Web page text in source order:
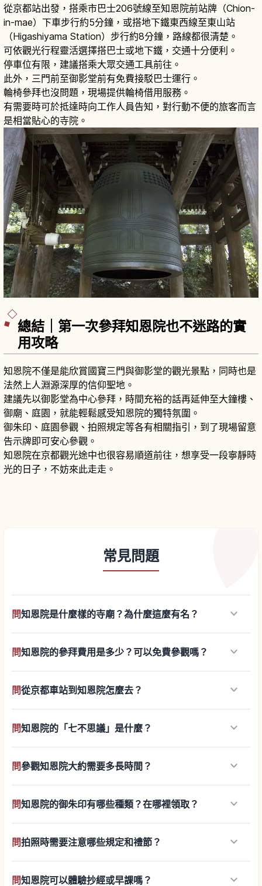
從京都站出發，搭乘市巴士206號線至知恩院前站牌（Chion-
in-mae）下車步行約5分鐘，或搭地下鐵東西線至東山站
（Higashiyama Station）步行約8分鐘，路線都很清楚。
可依觀光行程靈活選擇搭巴士或地下鐵，交通十分便利。
停車位有限，建議搭乘大眾交通工具前往。
此外，三門前至御影堂前有免費接駁巴士運行。
輪椅參拜也沒問題，現場提供輪椅借用服務。
有需要時可於抵達時向工作人員告知，對行動不便的旅客而言
是相當貼心的寺院。
總結｜第一次參拜知恩院也不迷路的實
用攻略
知恩院不僅是能欣賞國寶三門與御影堂的觀光景點，同時也是
法然上人淵源深厚的信仰聖地。
建議先以御影堂為中心參拜，時間充裕的話再延伸至大鐘樓、
御廟、庭園，就能輕鬆感受知恩院的獨特氛圍。
御朱印、庭園參觀、拍照規定等各有相關指引，到了現場留意
告示牌即可安心參觀。
知恩院在京都觀光途中也很容易順道前往，想享受一段寧靜時
光的日子，不妨來此走走。
常見問題
問知恩院是什麼樣的寺廟？為什麼這麼有名？ keyboard_arrow_down
問知恩院的參拜費用是多少？可以免費參觀嗎？ keyboard_arrow_down
問從京都車站到知恩院怎麼去？ keyboard_arrow_down
問知恩院的「七不思議」是什麼？ keyboard_arrow_down
問參觀知恩院大約需要多長時間？ keyboard_arrow_down
問知恩院的御朱印有哪些種類？在哪裡領取？ keyboard_arrow_down
問拍照時需要注意哪些規定和禮節？ keyboard_arrow_down
問知恩院可以體驗抄經或早課嗎？ keyboard_arrow_down